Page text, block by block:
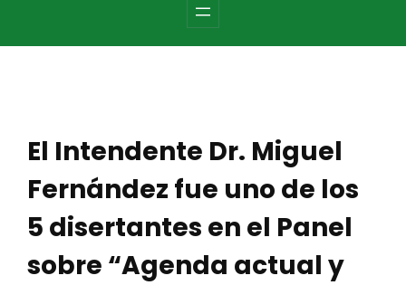
El Intendente Dr. Miguel
Fernández fue uno de los
5 disertantes en el Panel
sobre “Agenda actual y